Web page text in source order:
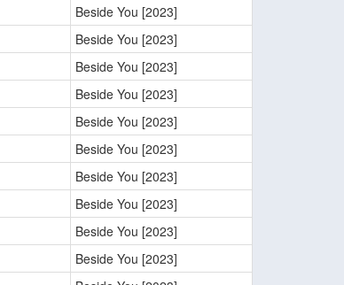
Beside You [2023]
Beside You [2023]
Beside You [2023]
Beside You [2023]
Beside You [2023]
Beside You [2023]
Beside You [2023]
Beside You [2023]
Beside You [2023]
Beside You [2023]